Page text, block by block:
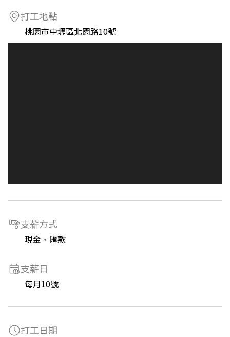
打工地點
桃園市中壢區北園路10號
支薪方式
現金、匯款
支薪日
每月10號
打工日期